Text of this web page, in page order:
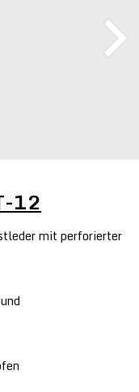
12
mit perforierter